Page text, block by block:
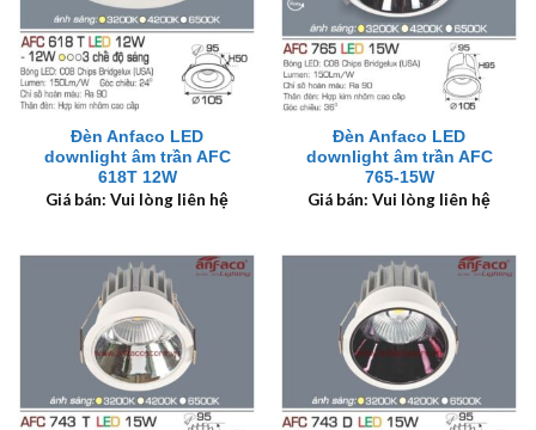
Đèn Anfaco LED
downlight âm trần AFC
618T 12W
Giá bán: Vui lòng liên hệ
Đèn Anfaco LED
downlight âm trần AFC
765-15W
Giá bán: Vui lòng liên hệ